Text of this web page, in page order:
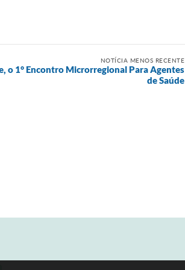
NOTÍCIA MENOS RECENTE
o 1° Encontro Microrregional Para Agentes
de Saúde